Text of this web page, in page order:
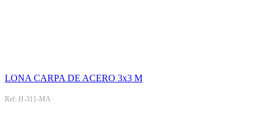
LONA CARPA DE ACERO 3x3 M
Ref: H-311-MA